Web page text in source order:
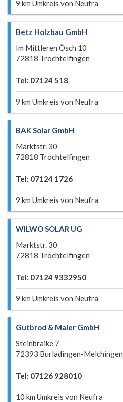
9 km Umkreis von Neufra
Betz Holzbau GmbH
Im Mittleren Ösch 10
72818 Trochtelfingen
Tel: 07124 518
9 km Umkreis von Neufra
BAK Solar GmbH
Marktstr. 30
72818 Trochtelfingen
Tel: 07124 1726
9 km Umkreis von Neufra
WILWO SOLAR UG
Marktstr. 30
72818 Trochtelfingen
Tel: 07124 9332950
9 km Umkreis von Neufra
Gutbrod & Maier GmbH
Steinbraike 7
72393 Burladingen-Melchingen
Tel: 07126 928010
10 km Umkreis von Neufra